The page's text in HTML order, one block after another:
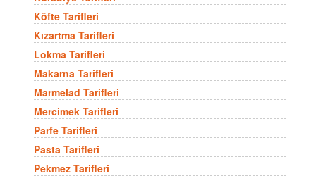
Köfte Tarifleri
Kızartma Tarifleri
Lokma Tarifleri
Makarna Tarifleri
Marmelad Tarifleri
Mercimek Tarifleri
Parfe Tarifleri
Pasta Tarifleri
Pekmez Tarifleri